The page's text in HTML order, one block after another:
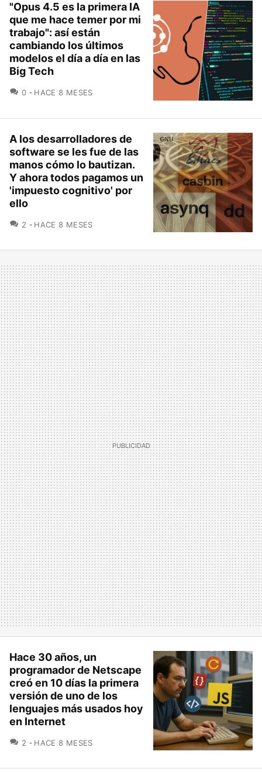
"Opus 4.5 es la primera IA
que me hace temer por mi
trabajo": así están
cambiando los últimos
modelos el día a día en las
Big Tech
0 COMENTARIOS
HACE 8 MESES
A los desarrolladores de
software se les fue de las
manos cómo lo bautizan.
Y ahora todos pagamos un
'impuesto cognitivo' por
ello
2 COMENTARIOS
HACE 8 MESES
Hace 30 años, un
programador de Netscape
creó en 10 días la primera
versión de uno de los
lenguajes más usados hoy
en Internet
2 COMENTARIOS
HACE 8 MESES